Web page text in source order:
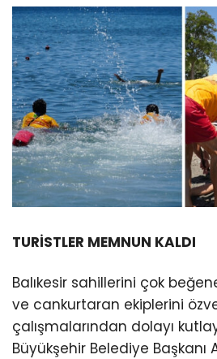
TURİSTLER MEMNUN KALDI
Balıkesir sahillerini çok
ve cankurtaran ekiplerini
çalışmalarından dolayı
Büyükşehir Belediye Başkanı